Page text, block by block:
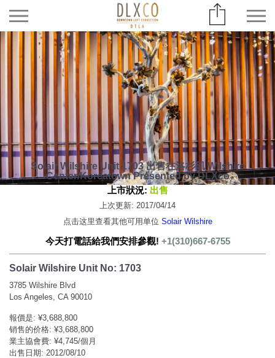
Solair Wilshire Unit 1703 出售在洛杉矶 Wilshire
Center/Koreatown Presented by DLXco
上市狀況: 出售
上次更新: 2017/04/14
点击这里查看其他可用单位 Solair Wilshire
今天打電話給我們安排參觀! +1(310)667-6755
Solair Wilshire Unit No: 1703
3785 Wilshire Blvd
Los Angeles, CA 90010
報價是: ¥3,688,800
销售的价格: ¥3,688,800
業主協會費: ¥4,745/個月
出售日期: 2012/08/10